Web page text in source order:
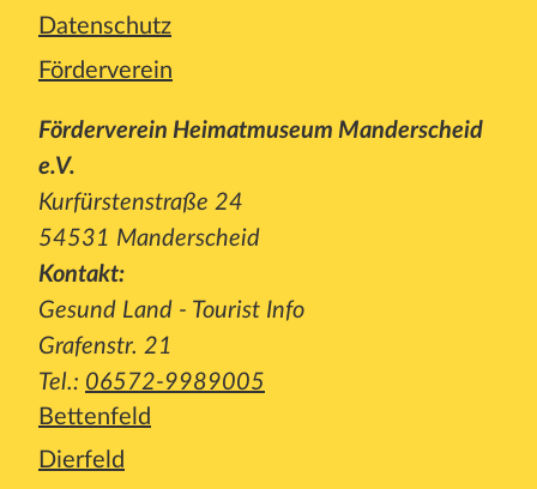
Datenschutz
Förderverein
Förderverein Heimatmuseum Manderscheid
e.V.
Kurfürstenstraße 24
54531 Manderscheid
Kontakt:
Gesund Land - Tourist Info
Grafenstr. 21
Tel.: 06572-9989005
Bettenfeld
Dierfeld